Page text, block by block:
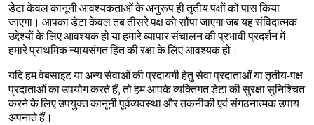
डेटा केवल कानूनी आवश्यकताओं के अनुरूप ही तृतीय पक्षों को पास किया
जाएगा। आपका डेटा केवल तब तीसरे पक्ष को सौंपा जाएगा जब यह संविदात्मक
उद्देश्यों के लिए आवश्यक हो या हमारे व्यापार संचालन की प्रभावी प्रदर्शन में
हमारे प्राथमिक न्यायसंगत हित की रक्षा के लिए आवश्यक हो।
यदि हम वेबसाइट या अन्य सेवाओं की प्रदायगी हेतु सेवा प्रदाताओं या तृतीय-पक्ष
प्रदाताओं का उपयोग करते हैं, तो हम आपके व्यक्तिगत डेटा की सुरक्षा सुनिश्चित
करने के लिए उपयुक्त कानूनी पूर्वव्यवस्था और तकनीकी एवं संगठनात्मक उपाय
अपनाते हैं।